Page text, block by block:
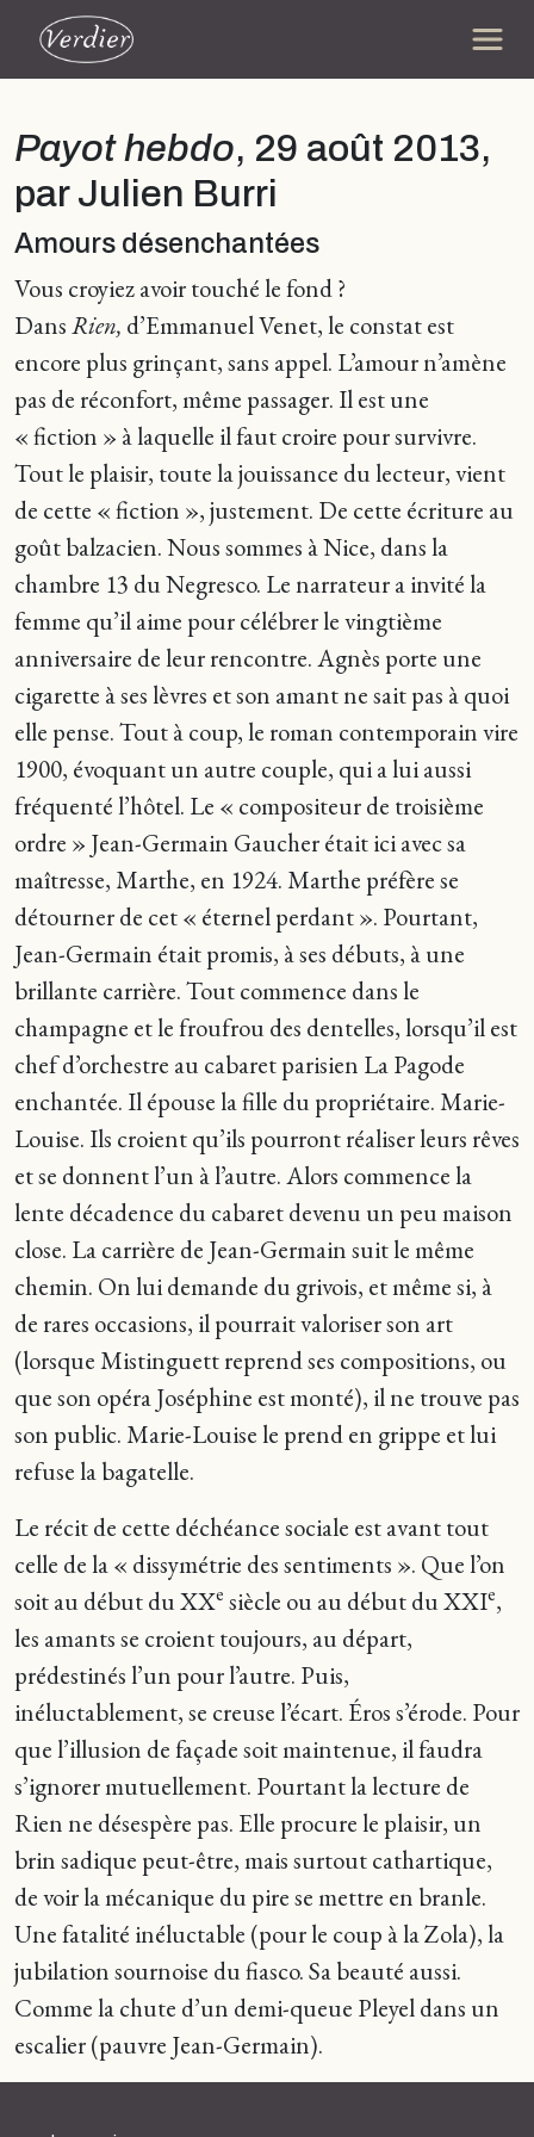
Payot hebdo, 29 août 2013,
par Julien Burri
Amours désenchantées
Vous croyiez avoir touché le fond ?
DansRien, d’Emmanuel Venet, le constat est
encore plus grinçant, sans appel. L’amour n’amène
pas de réconfort, même passager. Il est une
« fiction » à laquelle il faut croire pour survivre.
Tout le plaisir, toute la jouissance du lecteur, vient
de cette « fiction », justement. De cette écriture au
goût balzacien. Nous sommes à Nice, dans la
chambre 13 du Negresco. Le narrateur a invité la
femme qu’il aime pour célébrer le vingtième
anniversaire de leur rencontre. Agnès porte une
cigarette à ses lèvres et son amant ne sait pas à quoi
elle pense. Tout à coup, le roman contemporain vire
1900, évoquant un autre couple, qui a lui aussi
fréquenté l’hôtel. Le « compositeur de troisième
ordre » Jean-Germain Gaucher était ici avec sa
maîtresse, Marthe, en 1924. Marthe préfère se
détourner de cet « éternel perdant ». Pourtant,
Jean-Germain était promis, à ses débuts, à une
brillante carrière. Tout commence dans le
champagne et le froufrou des dentelles, lorsqu’il est
chef d’orchestre au cabaret parisien La Pagode
enchantée. Il épouse la fille du propriétaire. Marie-
Louise. Ils croient qu’ils pourront réaliser leurs rêves
et se donnent l’un à l’autre. Alors commence la
lente décadence du cabaret devenu un peu maison
close. La carrière de Jean-Germain suit le même
chemin. On lui demande du grivois, et même si, à
de rares occasions, il pourrait valoriser son art
(lorsque Mistinguett reprend ses compositions, ou
que son opéra Joséphine est monté), il ne trouve pas
son public. Marie-Louise le prend en grippe et lui
refuse la bagatelle.
Le récit de cette déchéance sociale est avant tout
celle de la « dissymétrie des sentiments ». Que l’on
soit au début du XXe siècle ou au début du XXIe,
les amants se croient toujours, au départ,
prédestinés l’un pour l’autre. Puis,
inéluctablement, se creuse l’écart. Éros s’érode. Pour
que l’illusion de façade soit maintenue, il faudra
s’ignorer mutuellement. Pourtant la lecture de
Rien ne désespère pas. Elle procure le plaisir, un
brin sadique peut-être, mais surtout cathartique,
de voir la mécanique du pire se mettre en branle.
Une fatalité inéluctable (pour le coup à la Zola), la
jubilation sournoise du fiasco. Sa beauté aussi.
Comme la chute d’un demi-queue Pleyel dans un
escalier (pauvre Jean-Germain).